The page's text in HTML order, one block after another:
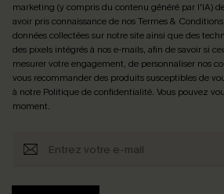
marketing (y compris du contenu généré par l'IA)
avoir pris connaissance de nosTermes & Conditions
données collectées sur notre site ainsi que des
des pixels intégrés à nos e-mails, afin de savoir si
mesurer votre engagement, de personnaliser nos
vous recommander des produits susceptibles de
à notre Politique de confidentialité. Vous pouvez
moment.